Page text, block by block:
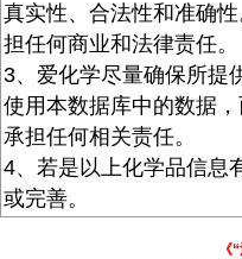
真实性、合法性和准确
担任何商业和法律责任。
3、爱化学尽量确保所提
使用本数据库中的数据
承担任何相关责任。
4、若是以上化学品信息
或完善。
《